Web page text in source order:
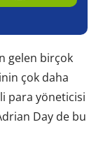
gelen birçok
çok daha
para yöneticisi
Day de bu